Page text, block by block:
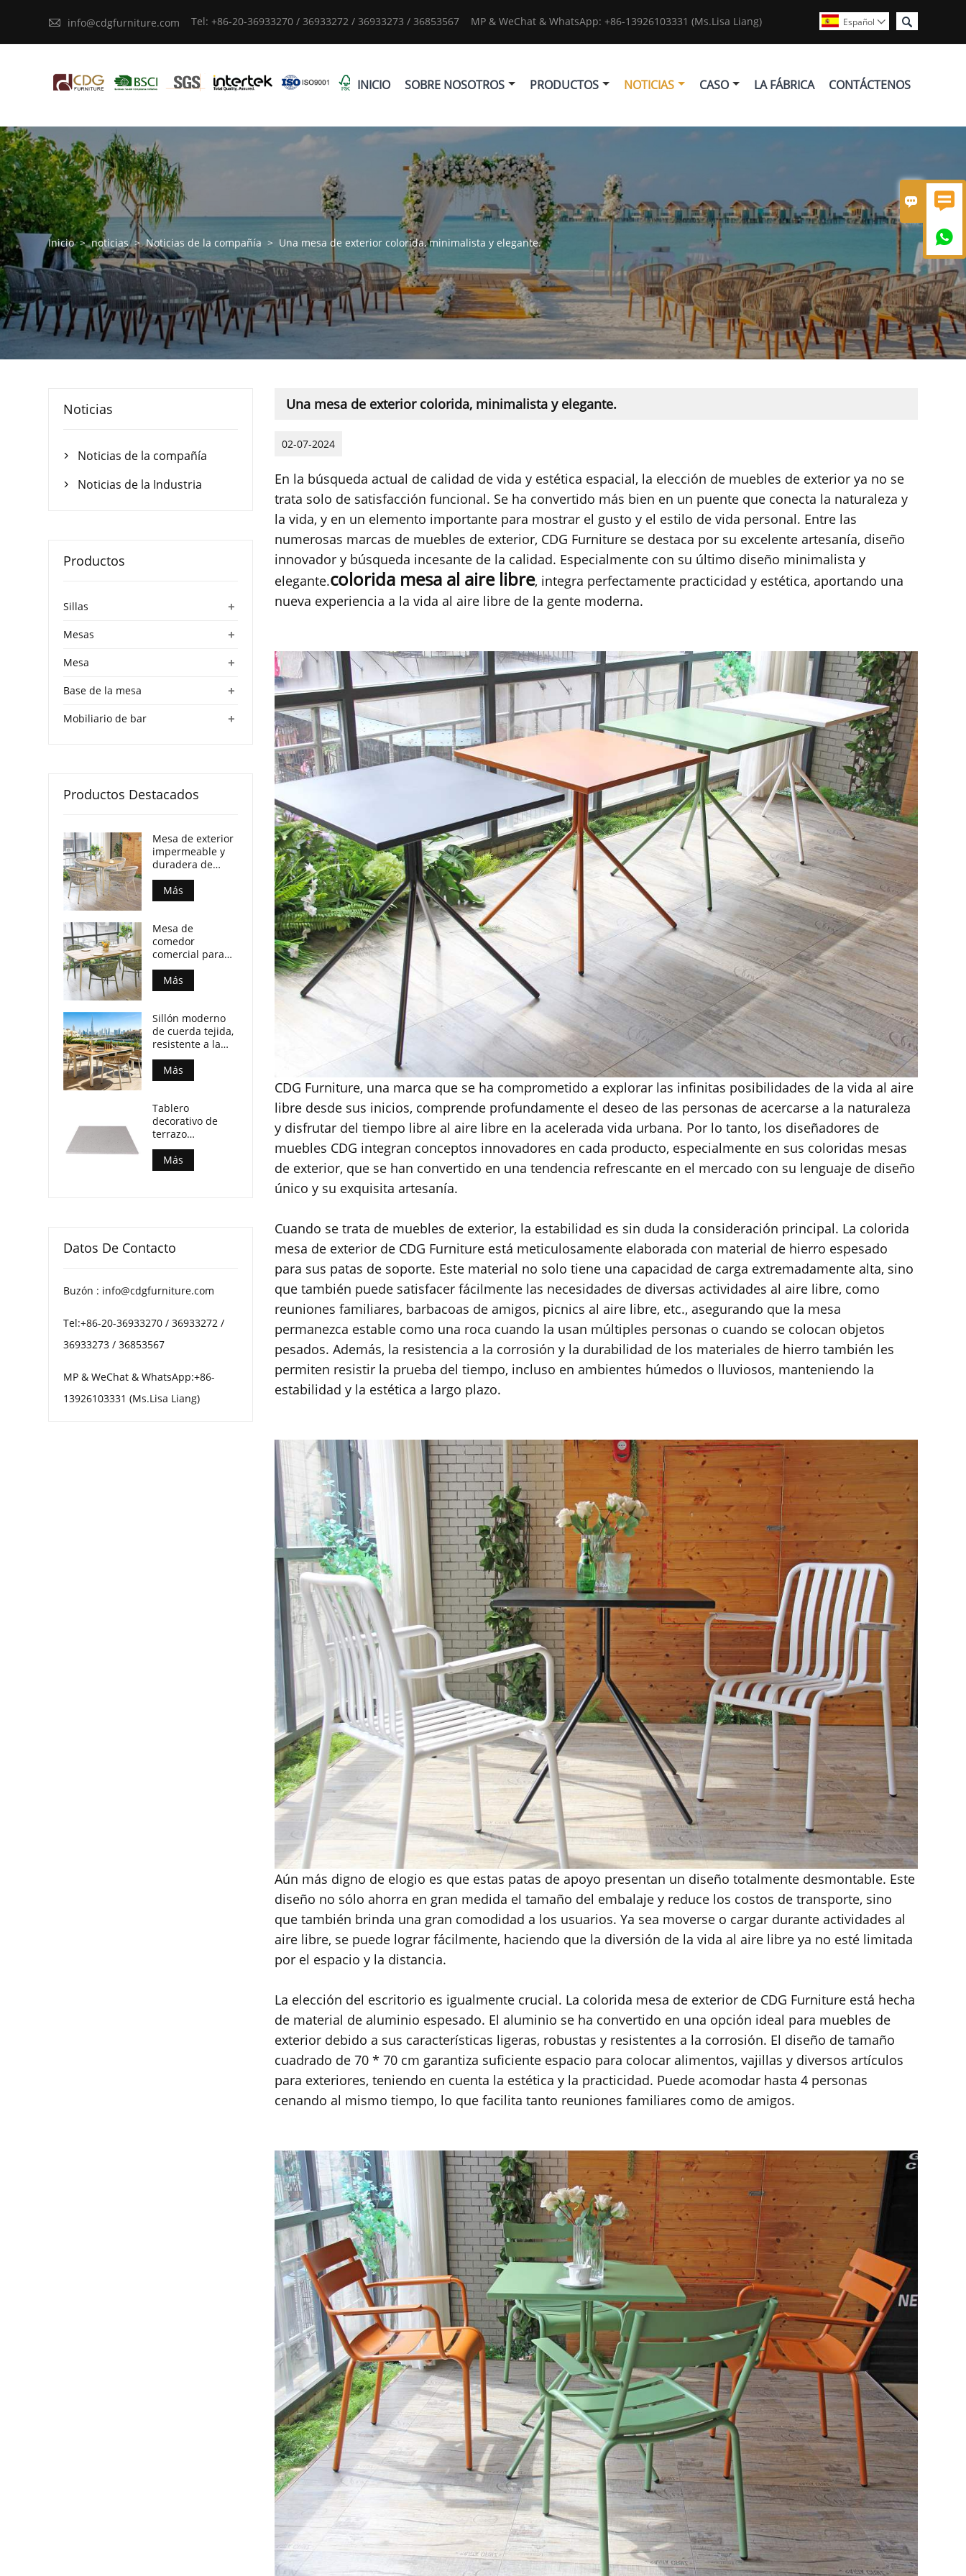
 

 info@cdgfurniture.com Tel: +86-20-36933270 / 36933272 / 36933273 / 36853567 MP & WeChat & WhatsApp: +86-13926103331 (Ms.Lisa Liang) 
Español 
INICIO SOBRE NOSOTROS PRODUCTOS NOTICIAS CASO LA FÁBRICA CONTÁCTENOS
Inicio > noticias > Noticias de la compañía > Una mesa de exterior colorida, minimalista y elegante.
Una mesa de exterior colorida, minimalista y elegante.
02-07-2024
En la búsqueda actual de calidad de vida y estética espacial, la elección de muebles de exterior ya no se
trata solo de satisfacción funcional. Se ha convertido más bien en un puente que conecta la naturaleza y
la vida, y en un elemento importante para mostrar el gusto y el estilo de vida personal. Entre las
numerosas marcas de muebles de exterior, CDG Furniture se destaca por su excelente artesanía, diseño
innovador y búsqueda incesante de la calidad. Especialmente con su último diseño minimalista y
elegante.colorida mesa al aire libre, integra perfectamente practicidad y estética, aportando una
nueva experiencia a la vida al aire libre de la gente moderna.
CDG Furniture, una marca que se ha comprometido a explorar las infinitas posibilidades de la vida al aire
libre desde sus inicios, comprende profundamente el deseo de las personas de acercarse a la naturaleza
y disfrutar del tiempo libre al aire libre en la acelerada vida urbana. Por lo tanto, los diseñadores de
muebles CDG integran conceptos innovadores en cada producto, especialmente en sus coloridas mesas
de exterior, que se han convertido en una tendencia refrescante en el mercado con su lenguaje de diseño
único y su exquisita artesanía.
Cuando se trata de muebles de exterior, la estabilidad es sin duda la consideración principal. La colorida
mesa de exterior de CDG Furniture está meticulosamente elaborada con material de hierro espesado
para sus patas de soporte. Este material no solo tiene una capacidad de carga extremadamente alta, sino
que también puede satisfacer fácilmente las necesidades de diversas actividades al aire libre, como
reuniones familiares, barbacoas de amigos, picnics al aire libre, etc., asegurando que la mesa
permanezca estable como una roca cuando la usan múltiples personas o cuando se colocan objetos
pesados. Además, la resistencia a la corrosión y la durabilidad de los materiales de hierro también les
permiten resistir la prueba del tiempo, incluso en ambientes húmedos o lluviosos, manteniendo la
estabilidad y la estética a largo plazo.
Aún más digno de elogio es que estas patas de apoyo presentan un diseño totalmente desmontable. Este
diseño no sólo ahorra en gran medida el tamaño del embalaje y reduce los costos de transporte, sino
que también brinda una gran comodidad a los usuarios. Ya sea moverse o cargar durante actividades al
aire libre, se puede lograr fácilmente, haciendo que la diversión de la vida al aire libre ya no esté limitada
por el espacio y la distancia.
La elección del escritorio es igualmente crucial. La colorida mesa de exterior de CDG Furniture está hecha
de material de aluminio espesado. El aluminio se ha convertido en una opción ideal para muebles de
exterior debido a sus características ligeras, robustas y resistentes a la corrosión. El diseño de tamaño
cuadrado de 70 * 70 cm garantiza suficiente espacio para colocar alimentos, vajillas y diversos artículos
para exteriores, teniendo en cuenta la estética y la practicidad. Puede acomodar hasta 4 personas
cenando al mismo tiempo, lo que facilita tanto reuniones familiares como de amigos.
Noticias
 Noticias de la compañía
 Noticias de la Industria
Productos
+
Sillas
+
Mesas
+
Mesa
+
Base de la mesa
+
Mobiliario de bar
Productos Destacados
Mesa de exterior
impermeable y
duradera de
madera
contrachapada
con patas de
locales
comerciales.
Más
Mesa de
comedor
comercial para
patio, resistente
a la intemperie,
con tablero de
contrachapada y
patas de
aluminio.
Más
Sillón moderno
de cuerda tejida,
resistente a la
intemperie, para
espacios de
comedor al aire
Más
Tablero
decorativo de
terrazo
multimotas para
mesas de centro
de patio
Más
Datos De Contacto
Buzón : info@cdgfurniture.com
Tel:+86-20-36933270 / 36933272 /
36933273 / 36853567
MP & WeChat & WhatsApp:+86-
13926103331 (Ms.Lisa Liang)